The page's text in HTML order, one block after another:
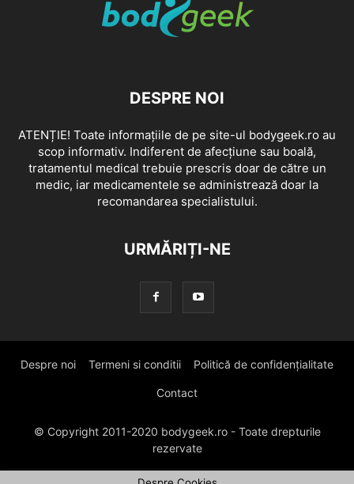
DESPRE NOI
ATENȚIE! Toate informațiile de pe site-ul bodygeek.ro au
scop informativ. Indiferent de afecțiune sau boală,
tratamentul medical trebuie prescris doar de către un
medic, iar medicamentele se administrează doar la
recomandarea specialistului.
URMĂRIȚI-NE
Despre noi Termeni si conditii Politică de confidențialitate
Contact
© Copyright 2011-2020 bodygeek.ro - Toate drepturile
rezervate